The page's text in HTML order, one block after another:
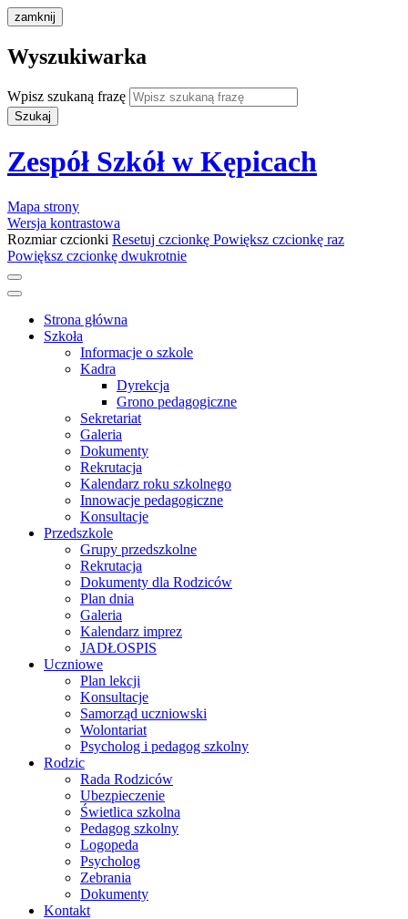
zamknij
Wyszukiwarka
Wpisz szukaną frazę
Szukaj
Zespół Szkół w Kępicach
Mapa strony
Wersja kontrastowa
Rozmiar czcionki Resetuj czcionkę Powiększ czcionkę raz
Powiększ czcionkę dwukrotnie
Strona główna
Szkoła
Informacje o szkole
Kadra
Dyrekcja
Grono pedagogiczne
Sekretariat
Galeria
Dokumenty
Rekrutacja
Kalendarz roku szkolnego
Innowacje pedagogiczne
Konsultacje
Przedszkole
Grupy przedszkolne
Rekrutacja
Dokumenty dla Rodziców
Plan dnia
Galeria
Kalendarz imprez
JADŁOSPIS
Uczniowe
Plan lekcji
Konsultacje
Samorząd uczniowski
Wolontariat
Psycholog i pedagog szkolny
Rodzic
Rada Rodziców
Ubezpieczenie
Świetlica szkolna
Pedagog szkolny
Logopeda
Psycholog
Zebrania
Dokumenty
Kontakt